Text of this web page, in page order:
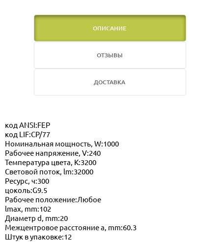
ОПИСАНИЕ
ОТЗЫВЫ
ДОСТАВКА
код ANSI:FEP
код LIF:CP/77
Номинальная мощность, W:1000
Рабочее напряжение, V:240
Температура цвета, K:3200
Световой поток, lm:32000
Ресурс, ч:300
цоколь:G9.5
Рабочее положение:Любое
lmax, mm:102
Диаметр d, mm:20
Межцентровое расстояние a, mm:60.3
Штук в упаковке:12